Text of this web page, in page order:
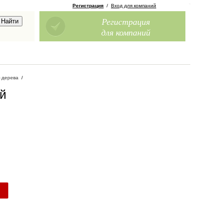
Регистрация / Вход для компаний
Регистрация
для компаний
/